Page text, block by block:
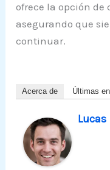
ofrece la opción de
asegurando que
continuar.
Acerca de Últimas
Lucas